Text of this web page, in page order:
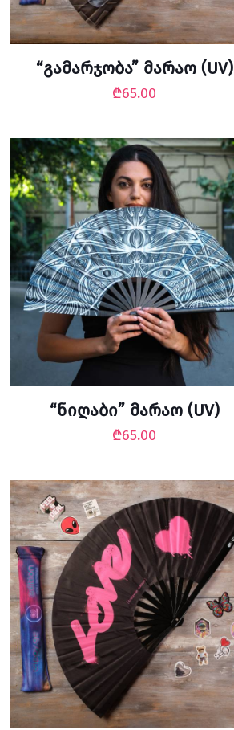
“გამარჯობა” მარაო (UV)
₾65.00
“ნიღაბი” მარაო (UV)
₾65.00